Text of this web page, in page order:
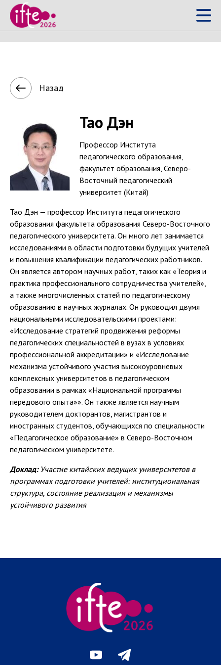
Тао Дэн
Назад
Тао Дэн
Профессор Института
педагогического образования,
факультет образования, Северо-
Восточный педагогический
университет (Китай)
Тао Дэн — профессор Института педагогического
образования факультета образования Северо-Восточного
педагогического университета. Он много лет занимается
исследованиями в области подготовки будущих учителей
и повышения квалификации педагогических работников.
Он является автором научных работ, таких как «Теория и
практика профессионального сотрудничества учителей»,
а также многочисленных статей по педагогическому
образованию в научных журналах. Он руководил двумя
национальными исследовательскими проектами:
«Исследование стратегий продвижения реформы
педагогических специальностей в вузах в условиях
профессиональной аккредитации» и «Исследование
механизма устойчивого участия высокоуровневых
комплексных университетов в педагогическом
образовании в рамках «Национальной программы
передового опыта»». Он также является научным
руководителем докторантов, магистрантов и
иностранных студентов, обучающихся по специальности
«Педагогическое образование» в Северо-Восточном
педагогическом университете.
Доклад:Участие китайских ведущих университетов в
программах подготовки учителей: институциональная
структура, состояние реализации и механизмы
устойчивого развития